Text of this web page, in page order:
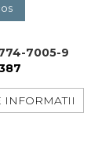
7005-9
INFORMATII